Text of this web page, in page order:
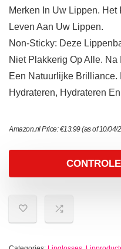
Merken In Uw Lippen. Het
Leven Aan Uw Lippen.
Non-Sticky: Deze
Niet Plakkerig Op Alle.
Een Natuurlijke
Hydrateren, Hydrateren
Amazon.nl Price:€13.99(as of 10/04/